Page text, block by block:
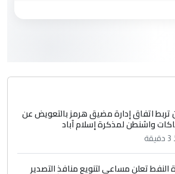
مستعجل جدا ولامصلحة فيه
القرار الصائب يكون بعد
ومغرفة ...
الصحة يعفي مدير مستشفى الكرخ
تربط اتفاق إدارة مضيق هرمز بالتعويض عن
واشنطن لمذكرة إسلام آباد
النفط تعلن مساعي لتنويع منافذ التصدير